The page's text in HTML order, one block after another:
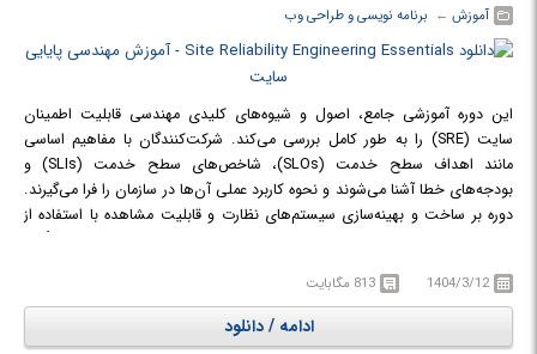
و هم برای سایر اعضای تیم قابل فهم و همکاری باشد.
در دوره آموزشی From Zero to Hero: Writing Clean Code with C# با اصول و
شیوه‌های کدنویسی تمیز در زبان سی‌شارپ آشنا خواهید شد.
آموزش ← ‏ برنامه نویسی و طراحی وب
این دوره آموزشی جامع، اصول و شیوه‌های کلیدی مهندسی قابلیت اطمینان
سایت (SRE) را به طور کامل بررسی می‌کند. شرکت‌کنندگان با مفاهیم اساسی
مانند اهداف سطح خدمت (SLOs)، شاخص‌های سطح خدمت (SLIs) و
بودجه‌های خطا آشنا می‌شوند و نحوه کاربرد عملی آن‌ها در سازمان را فرا می‌گیرند.
دوره بر ساخت و بهینه‌سازی سیستم‌های نظارت و قابلیت مشاهده با استفاده از
رویکردهای مدیریت تغییر مورد بحث قرار می‌گیرند. در نهایت، دوره به فرهنگ
SRE و ایجاد همکاری مؤثر بین تیم‌های توسعه و عملیات می‌پردازد تا
شرکت‌کنندگان بتوانند سیستم‌های قابل اعتمادتر و کارآمدتری ایجاد کنند.
1404/3/12 813 مگابایت
ادامه / دانلود